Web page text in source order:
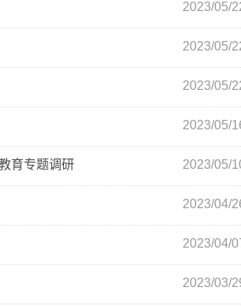
2023/05/
2023/05/
2023/05/
2023/05/
育专题调研 2023/05/
2023/04/
2023/04/
2023/03/